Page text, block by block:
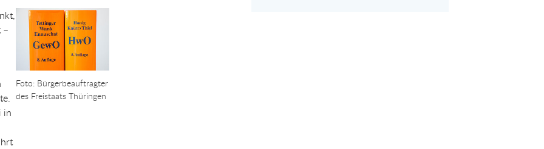
Show larger version for:
Foto: Bürgerbeauftragter
des Freistaats Thüringen
–
in